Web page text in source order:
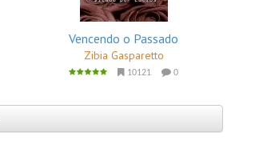
Vencendo o Passado
Zibia Gasparetto
10121 0